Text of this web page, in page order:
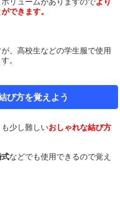
リュームがありますのでより
できます。
、高校生などの学生服で使用
。
び方を覚えよう
少し難しいおしゃれな結び方
式などでも使用できるので覚え